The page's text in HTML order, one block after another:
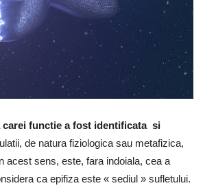
carei functie a fost identificata si
de natura fiziologica sau metafizica,
acest sens, este, fara indoiala, cea a
ca epifiza este « sediul » sufletului.